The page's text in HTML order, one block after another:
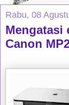
Rabu, 08
Mengatasi
Canon